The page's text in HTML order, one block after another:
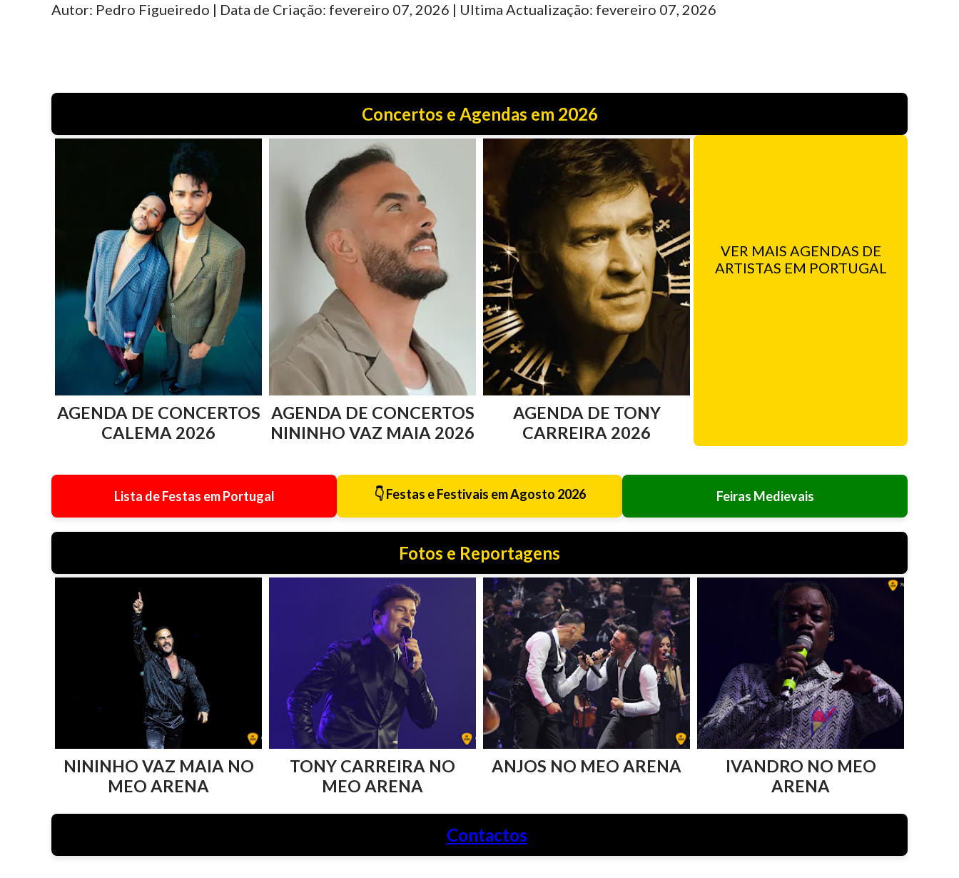
Autor: Pedro Figueiredo | Data de Criação: fevereiro 07, 2026 | Ultima Actualização: fevereiro 07, 2026
Concertos e Agendas em 2026
AGENDA DE CONCERTOS
CALEMA 2026
AGENDA DE CONCERTOS
NININHO VAZ MAIA 2026
AGENDA DE TONY
CARREIRA 2026
VER MAIS AGENDAS DE
ARTISTAS EM PORTUGAL
Lista de Festas em Portugal 👇 Festas e Festivais em Agosto 2026 Feiras Medievais
Fotos e Reportagens
NININHO VAZ MAIA NO
MEO ARENA
TONY CARREIRA NO
MEO ARENA
ANJOS NO MEO ARENA
IVANDRO NO MEO
ARENA
Contactos